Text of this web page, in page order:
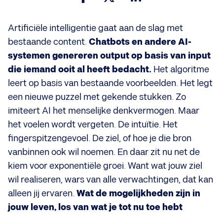
Artificiële intelligentie gaat aan de slag met
bestaande content. Chatbots en andere AI-
systemen genereren output op basis van input
die iemand ooit al heeft bedacht. Het algoritme
leert op basis van bestaande voorbeelden. Het legt
een nieuwe puzzel met gekende stukken. Zo
imiteert AI het menselijke denkvermogen. Maar
het voelen wordt vergeten. De intuïtie. Het
fingerspitzengevoel. De ziel, of hoe je die bron
vanbinnen ook wil noemen. En daar zit nu net de
kiem voor exponentiële groei. Want wat jouw ziel
wil realiseren, wars van alle verwachtingen, dat kan
alleen jij ervaren. Wat de mogelijkheden zijn in
jouw leven, los van wat je tot nu toe hebt